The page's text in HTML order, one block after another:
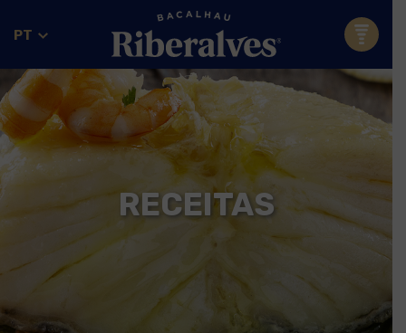
PT
RECEITAS